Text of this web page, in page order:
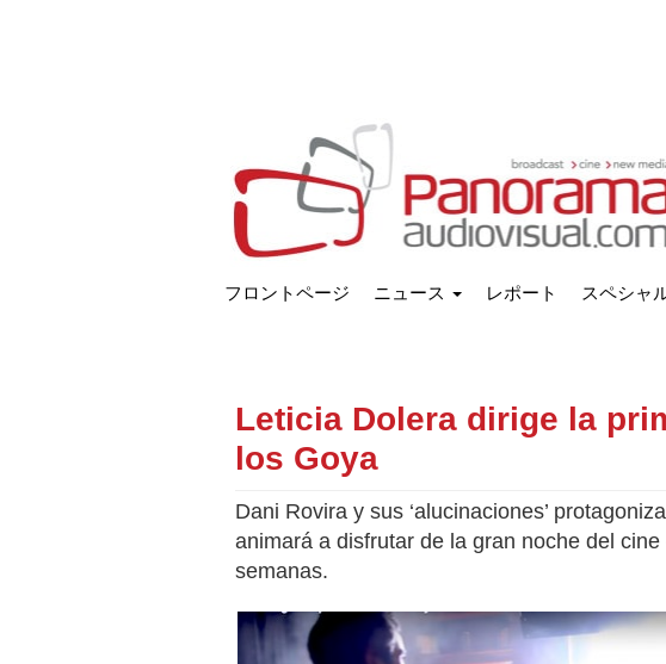
フロントページ ニュース レポート スペシャ
Leticia Dolera dirige la
los Goya
Dani Rovira y sus ‘alucinaciones’
animará a disfrutar de la gran noche del
semanas.